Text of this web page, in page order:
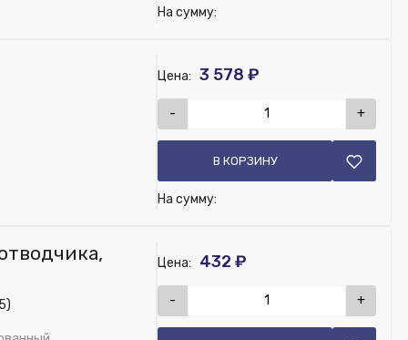
На сумму:
Цена: 3 578 ₽
- +
В КОРЗИНУ
На сумму:
Цена: 432 ₽
- +